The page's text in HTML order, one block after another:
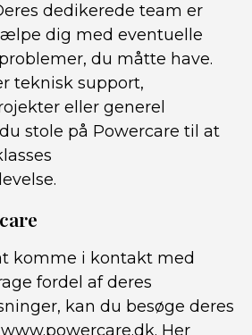
dedikerede team er
dig med eventuelle
du måtte have.
teknisk support,
eller generel
stole på Powercare til at
komme i kontakt med
fordel af deres
kan du besøge deres
Her